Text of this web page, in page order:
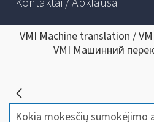
VMI Machine translation /
VMI Машинний